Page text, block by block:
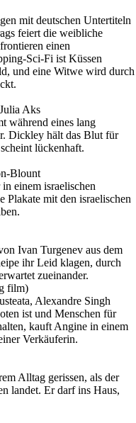
mit deutschen Untertiteln
feiert die weibliche
einen
Sci-Fi ist Küssen
und eine Witwe wird durch
Aks
während eines lang
Dickley hält das Blut für
lückenhaft.
Blount
einem israelischen
Plakate mit den israelischen
Ivan Turgenev aus dem
ihr Leid klagen, durch
zueinander.
film)
Alexandre Singh
ist und Menschen für
kauft Angine in einem
Verkäuferin.
Alltag gerissen, als der
landet. Er darf ins Haus,